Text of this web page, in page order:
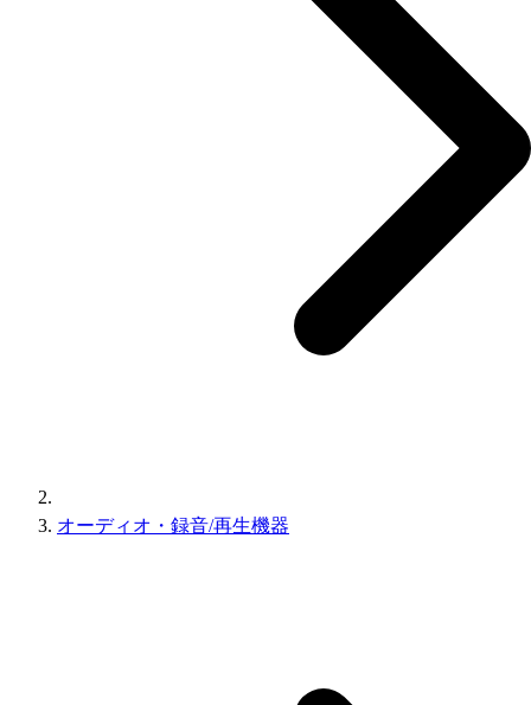
オーディオ・録音/再生機器